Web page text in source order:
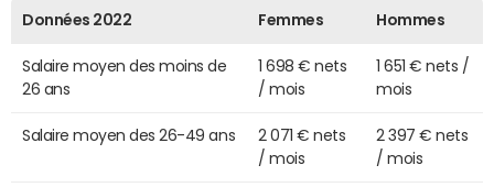
Données 2022 Femmes Hommes
Salaire moyen des moins de
26 ans
1 698 € nets
/ mois
1 651 € nets /
mois
Salaire moyen des 26-49 ans
2 071 € nets
/ mois
2 397 € nets
/ mois